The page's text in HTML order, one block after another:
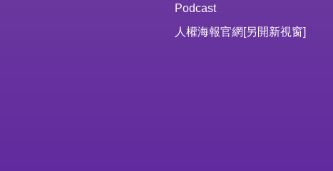
Podcast
人權海報官網[另開新視窗]